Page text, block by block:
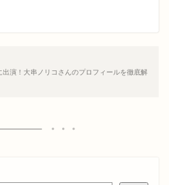
演！大串ノリコさんのプロフィールを徹底解